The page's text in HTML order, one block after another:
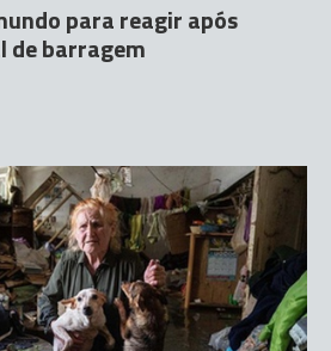
para reagir após
de barragem